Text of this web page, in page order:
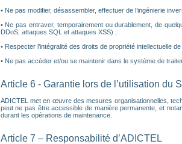
• Ne pas modifier, désassembler, effectuer de l’ingénierie
• Ne pas entraver, temporairement ou durablement, de
DDoS, attaques SQL et attaques XSS) ;
• Respecter l’intégralité des droits de propriété intellectuelle
• Ne pas accéder et/ou se maintenir dans le système de
Article 6 - Garantie lors de l’utilisation du
ADICTEL met en œuvre des mesures organisationnelles,
peut ne pas être accessible de manière permanente, et
durant les opérations de maintenance.
Article 7 – Responsabilité d’ADICTEL